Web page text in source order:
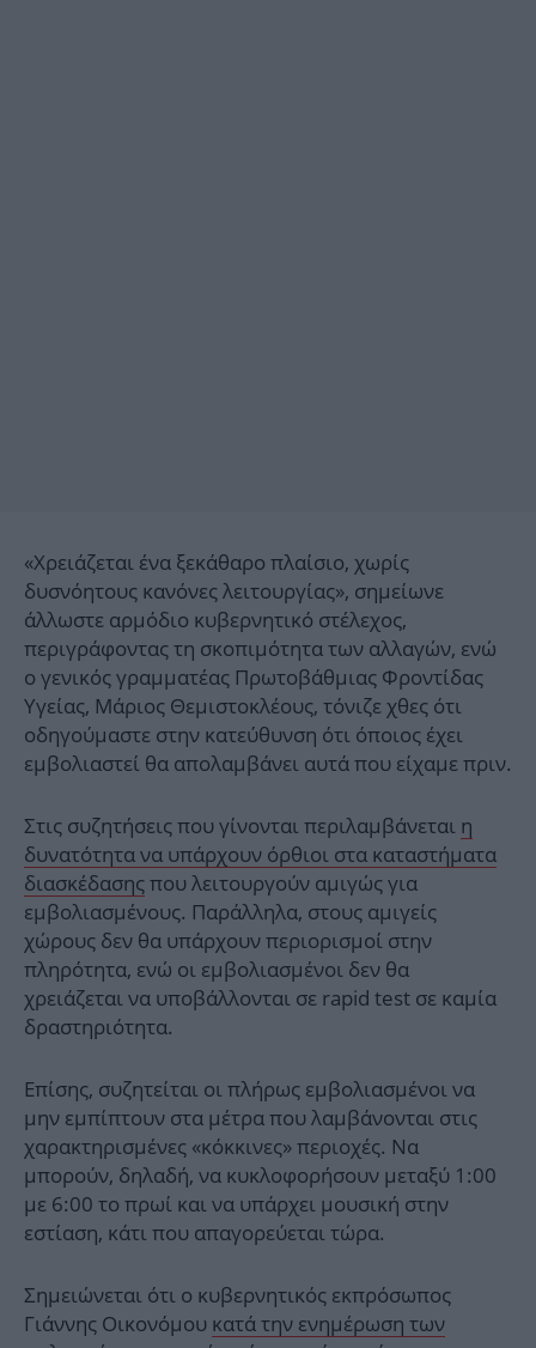
«Χρειάζεται ένα ξεκάθαρο πλαίσιο, χωρίς
δυσνόητους κανόνες λειτουργίας», σημείωνε
άλλωστε αρμόδιο κυβερνητικό στέλεχος,
περιγράφοντας τη σκοπιμότητα των αλλαγών, ενώ
ο γενικός γραμματέας Πρωτοβάθμιας Φροντίδας
Υγείας, Μάριος Θεμιστοκλέους, τόνιζε χθες ότι
οδηγούμαστε στην κατεύθυνση ότι όποιος έχει
εμβολιαστεί θα απολαμβάνει αυτά που είχαμε πριν.
Στις συζητήσεις που γίνονται περιλαμβάνεται η
δυνατότητα να υπάρχουν όρθιοι στα καταστήματα
διασκέδασηςπου λειτουργούν αμιγώς για
εμβολιασμένους. Παράλληλα, στους αμιγείς
χώρους δεν θα υπάρχουν περιορισμοί στην
πληρότητα, ενώ οι εμβολιασμένοι δεν θα
χρειάζεται να υποβάλλονται σε rapid test σε καμία
δραστηριότητα.
Επίσης, συζητείται οι πλήρως εμβολιασμένοι να
μην εμπίπτουν στα μέτρα που λαμβάνονται στις
χαρακτηρισμένες «κόκκινες» περιοχές. Να
μπορούν, δηλαδή, να κυκλοφορήσουν μεταξύ 1:00
με 6:00 το πρωί και να υπάρχει μουσική στην
εστίαση, κάτι που απαγορεύεται τώρα.
Σημειώνεται ότι ο κυβερνητικός εκπρόσωπος
Γιάννης Οικονόμου κατά την ενημέρωση των